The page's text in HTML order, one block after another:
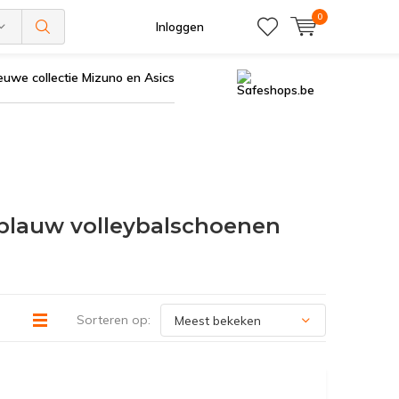
Inloggen
0
collectie Mizuno en Asics
volleybalschoenen
Sorteren op: